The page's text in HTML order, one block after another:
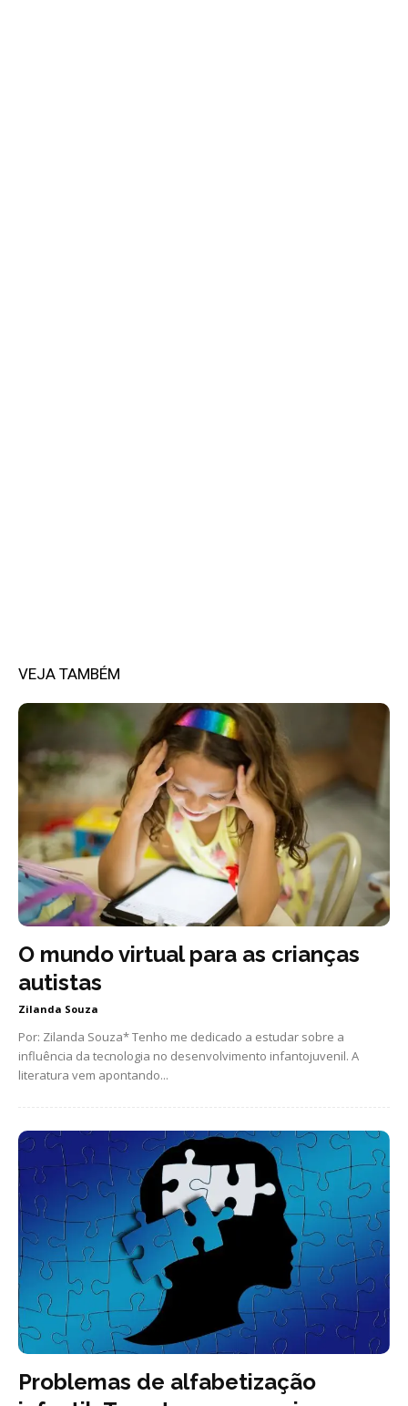
VEJA TAMBÉM
O mundo virtual para as crianças
autistas
Zilanda Souza
Por: Zilanda Souza* Tenho me dedicado a estudar sobre a
influência da tecnologia no desenvolvimento infantojuvenil. A
literatura vem apontando...
Problemas de alfabetização